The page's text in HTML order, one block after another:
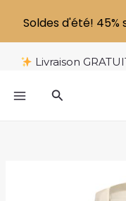
Livraison
Rechercher
Soldes d'été! 45%